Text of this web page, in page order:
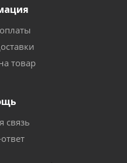
товар
связь